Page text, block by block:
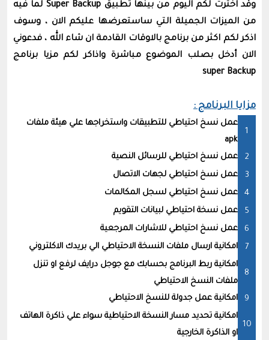
وقد اخترت لكم اليوم من بينها تطبيق Super Backup لما فيه
من الميزات الجميلة التي ساستعرضها عليكم الان ، وسوف
اذكر لكم اكثر من برنامج بالاوقات القادمة ان شاء الله ، فدعوني
الان أدخل بصلب الموضوع مباشرة واذاكر لكم مزيا برنامج
super Backup
مزايا البرنامج :
عمل نسخ احتياطي للتطبيقات واستخراجها علي هيئة ملفات
apk
عمل نسخ احتياطي للرسائل النصية
عمل نسخ احتياطي لجهات الاتصال
عمل نسخ احتياطي لسجل المكالمات
عمل نسخة احتياطي لبيانات التقويم
عمل نسخ احتياطي للاشارات المرجعية
امكانية ارسال ملفات النسخة الاحتياطي الي بريدك الاكلتروني
امكانية ربط البرنامج بحسابك مع جوجل درايف لرفع او تنزل
ملفات النسخ الاحتياطي
امكانية عمل جدولة للنسخ الاحتياطي
امكانية تحديد مسار النسخة الاحتياطية سواء علي ذاكرة الهاتف
او الذاكرة الخارجية